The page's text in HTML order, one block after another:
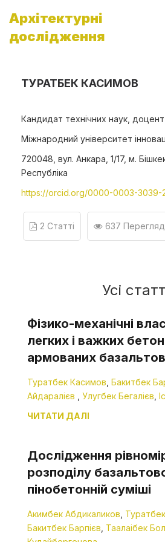
Архітектурні
дослідження
ТУРАТБЕК КАСИМОВ
Кандидат технічних наук, доцент
Міжнародний університет
720048, вул. Анкара, 1/17, м.
Республіка
https://orcid.org/0000-0003-3039-
2 Статті 637
Усі
Фізико-механічні
легких і важких
армованих
Туратбек Касимов Бакитбек
Айдаралієв
Улугбек Бегалієв
ЧИТАТИ ДАЛІ
Дослідження
розподілу
пінобетонній суміші
Акимбек Абдикаликов
Бакитбек Барпієв Таалаібек